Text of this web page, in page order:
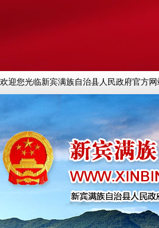
欢迎您光临新宾满族自治县人民政府官方网